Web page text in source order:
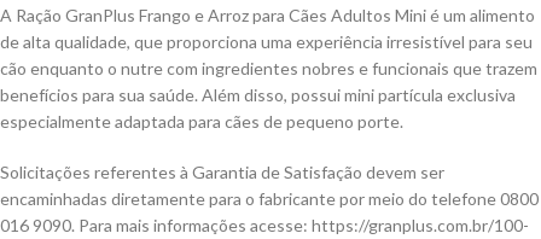
A Ração GranPlus Frango e Arroz para Cães Adultos Mini é um alimento
de alta qualidade, que proporciona uma experiência irresistível para seu
cão enquanto o nutre com ingredientes nobres e funcionais que trazem
benefícios para sua saúde. Além disso, possui mini partícula exclusiva
especialmente adaptada para cães de pequeno porte.
Solicitações referentes à Garantia de Satisfação devem ser
encaminhadas diretamente para o fabricante por meio do telefone 0800
016 9090. Para mais informações acesse: https://granplus.com.br/100-